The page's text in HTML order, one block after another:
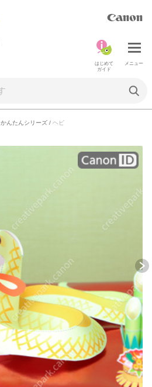
メニュー
はじめて
ガイド
かんたんシリーズ / ヘビ